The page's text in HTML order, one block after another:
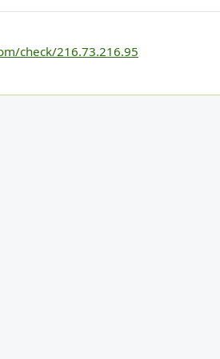
check/216.73.216.95